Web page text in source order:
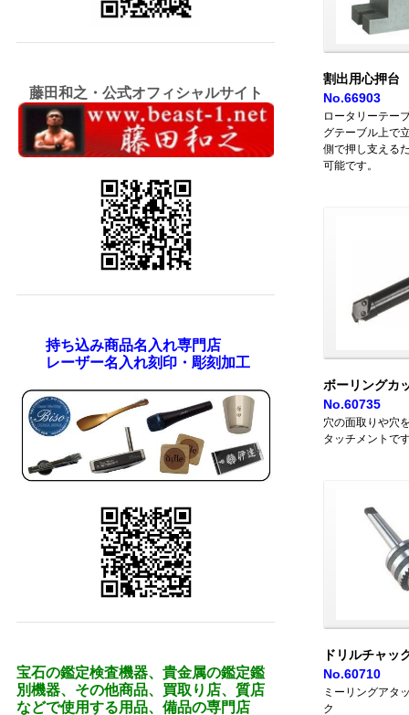
割出用心押台
No.66903
ロータリーテー
グテーブル上で
側で押し支える
可能です。
ボーリングカ
No.60735
穴の面取りや穴
タッチメントで
ドリルチャッ
No.60710
ミーリングアタ
ク
藤田和之・公式オフィシャルサイト
持ち込み商品名入れ専門店
レーザー名入れ刻印・彫刻加工
宝石の鑑定検査機器、貴金属の鑑定鑑
別機器、その他商品、買取り店、質店
などで使用する用品、備品の専門店